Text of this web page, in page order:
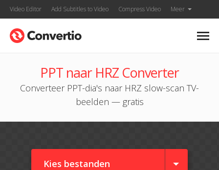
Video Editor Add Subtitles to Video Compress Video Meer
PPT naar HRZ Converter
Converteer PPT-dia's naar HRZ slow-scan TV-
beelden — gratis
Kies bestanden